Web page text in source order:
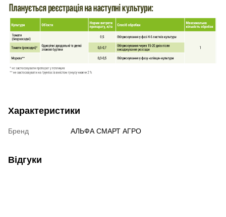
Характеристики
Бренд АЛЬФА СМАРТ АГРО
Відгуки